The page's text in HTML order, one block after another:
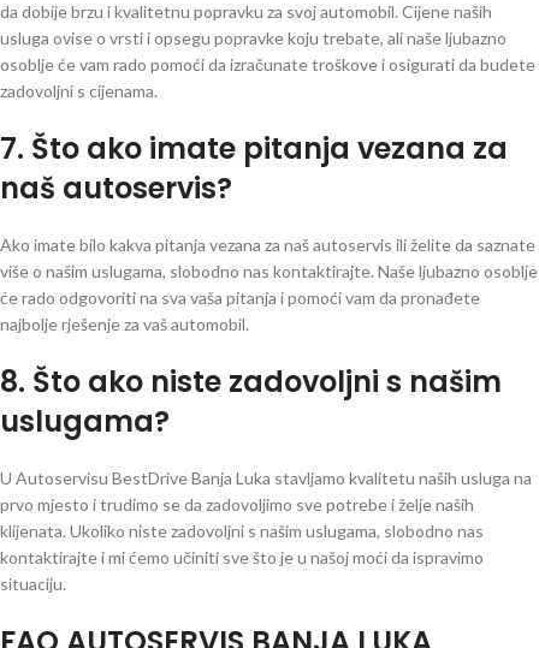
da dobije brzu i kvalitetnu popravku za svoj automobil. Cijene naših
usluga ovise o vrsti i opsegu popravke koju trebate, ali naše ljubazno
osoblje će vam rado pomoći da izračunate troškove i osigurati da budete
zadovoljni s cijenama.
7. Što ako imate pitanja vezana za
naš autoservis?
Ako imate bilo kakva pitanja vezana za naš autoservis ili želite da saznate
više o našim uslugama, slobodno nas kontaktirajte. Naše ljubazno osoblje
će rado odgovoriti na sva vaša pitanja i pomoći vam da pronađete
najbolje rješenje za vaš automobil.
8. Što ako niste zadovoljni s našim
uslugama?
U Autoservisu BestDrive Banja Luka stavljamo kvalitetu naših usluga na
prvo mjesto i trudimo se da zadovoljimo sve potrebe i želje naših
klijenata. Ukoliko niste zadovoljni s našim uslugama, slobodno nas
kontaktirajte i mi ćemo učiniti sve što je u našoj moći da ispravimo
situaciju.